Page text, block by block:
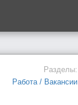
Разделы:
Работа / Вакансии